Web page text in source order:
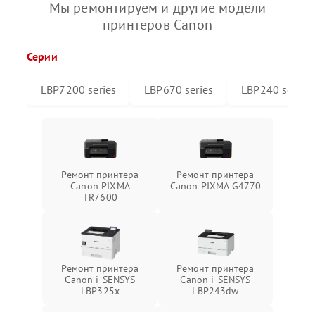
Мы ремонтируем и другие модели
принтеров Canon
Серии
LBP7200 series LBP670 series LBP240 series
Ремонт принтера
Canon PIXMA
TR7600
Ремонт принтера
Canon PIXMA G4770
Ремонт принтера
Canon i-SENSYS
LBP325x
Ремонт принтера
Canon i-SENSYS
LBP243dw